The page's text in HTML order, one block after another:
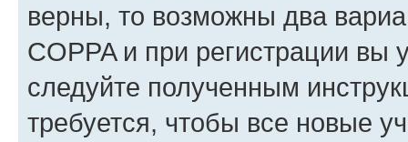
верны, то возможны два
COPPA и при регистрации вы
следуйте полученным
требуется, чтобы все новые